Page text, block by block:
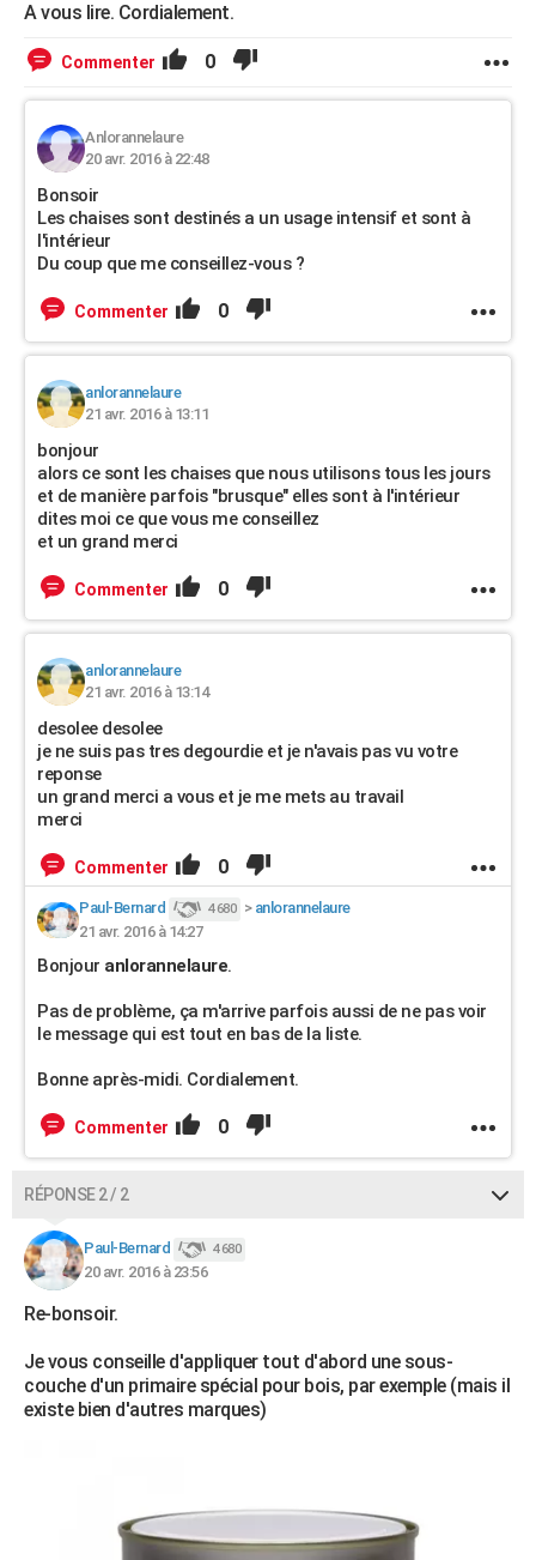
A vous lire. Cordialement.
Commenter 0
Anlorannelaure
20 avr. 2016 à 22:48
Bonsoir
Les chaises sont destinés a un usage intensif et sont à
l'intérieur
Du coup que me conseillez-vous ?
Commenter 0
anlorannelaure
21 avr. 2016 à 13:11
bonjour
alors ce sont les chaises que nous utilisons tous les jours
et de manière parfois "brusque" elles sont à l'intérieur
dites moi ce que vous me conseillez
et un grand merci
Commenter 0
anlorannelaure
21 avr. 2016 à 13:14
desolee desolee
je ne suis pas tres degourdie et je n'avais pas vu votre
reponse
un grand merci a vous et je me mets au travail
merci
Commenter 0
Paul-Bernard 4 680 > anlorannelaure
21 avr. 2016 à 14:27
Bonjour anlorannelaure.
Pas de problème, ça m'arrive parfois aussi de ne pas voir
le message qui est tout en bas de la liste.
Bonne après-midi. Cordialement.
Commenter 0
RÉPONSE 2 / 2
Paul-Bernard 4 680
20 avr. 2016 à 23:56
Re-bonsoir.
Je vous conseille d'appliquer tout d'abord une sous-
couche d'un primaire spécial pour bois, par exemple (mais il
existe bien d'autres marques)